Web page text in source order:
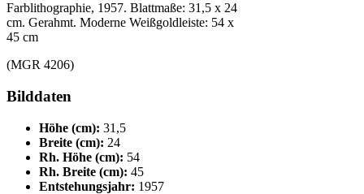
Farblithographie, 1957. Blattmaße: 31,5 x 24
cm. Gerahmt. Moderne Weißgoldleiste: 54 x
45 cm
(MGR 4206)
Bilddaten
Höhe (cm): 31,5
Breite (cm): 24
Rh. Höhe (cm): 54
Rh. Breite (cm): 45
Entstehungsjahr: 1957